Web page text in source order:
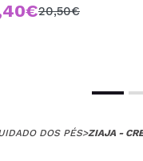
20,50€
DOS PÉS>ZIAJA -